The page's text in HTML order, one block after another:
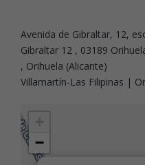
Avenida de Gibraltar, 12,
Gibraltar 12 , 03189
, Orihuela (Alicante)
Villamartín-Las Filipinas |
−